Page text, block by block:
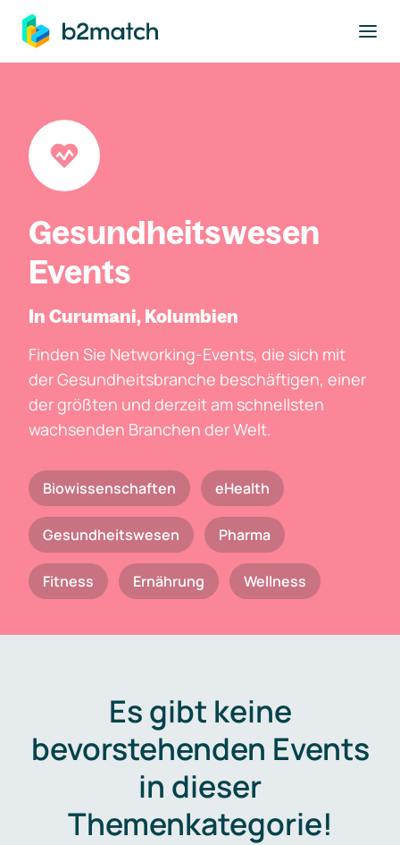
springen
Gesundheitswesen
Events
In Curumani, Kolumbien
Finden Sie Networking-Events, die sich mit
der Gesundheitsbranche beschäftigen, einer
der größten und derzeit am schnellsten
wachsenden Branchen der Welt.
Biowissenschaften eHealth
Gesundheitswesen Pharma
Fitness Ernährung Wellness
Es gibt keine
bevorstehenden Events
in dieser
Themenkategorie!